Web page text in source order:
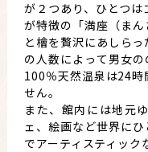
が２つあり、ひとつ
が特徴の「満座（ま
と檜を贅沢にあしら
の人数によって男女
100％天然温泉は24時
せん。
また、館内には地元
ェ、絵画など世界に
でアーティスティック